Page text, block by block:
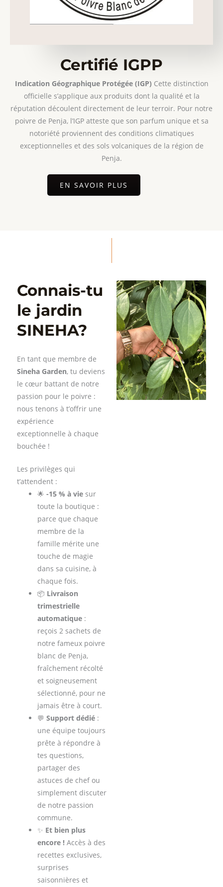
Certifié IGPP
Indication Géographique Protégée (IGP) Cette distinction
officielle s’applique aux produits dont la qualité et la
réputation découlent directement de leur terroir. Pour notre
poivre de Penja, l’IGP atteste que son parfum unique et sa
notoriété proviennent des conditions climatiques
exceptionnelles et des sols volcaniques de la région de
Penja.
EN SAVOIR PLUS
Connais-tu
le jardin
SINEHA?
En tant que membre de
Sineha Garden, tu deviens
le cœur battant de notre
passion pour le poivre :
nous tenons à t’offrir une
expérience
exceptionnelle à chaque
bouchée !
Les privilèges qui
t’attendent :
🌟 -15 % à viesur
toute la boutique :
parce que chaque
membre de la
famille mérite une
touche de magie
dans sa cuisine, à
chaque fois.
📦 Livraison
trimestrielle
automatique:
reçois 2 sachets de
notre fameux poivre
blanc de Penja,
fraîchement récolté
et soigneusement
sélectionné, pour ne
jamais être à court.
💬 Support dédié:
une équipe toujours
prête à répondre à
tes questions,
partager des
astuces de chef ou
simplement discuter
de notre passion
commune.
✨ Et bien plus
encore ! Accès à des
recettes exclusives,
surprises
saisonnières et